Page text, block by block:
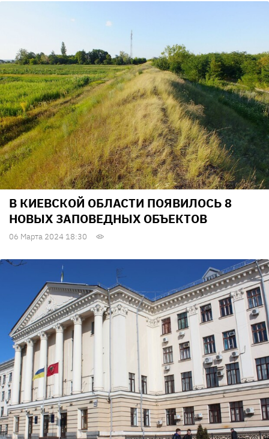
В КИЕВСКОЙ ОБЛАСТИ ПОЯВИЛОСЬ 8
НОВЫХ ЗАПОВЕДНЫХ ОБЪЕКТОВ
06 Марта 2024 18:30